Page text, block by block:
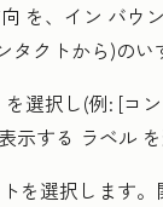
を、イン バウ
タクトから)のい
を選択し(例: [コ
示する ラベル
を選択します。